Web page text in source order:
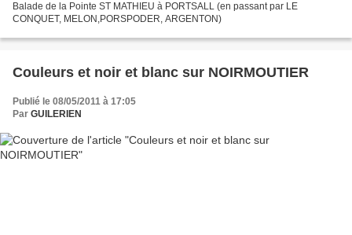
Balade de la Pointe ST MATHIEU à PORTSALL (en passant par LE
CONQUET, MELON,PORSPODER, ARGENTON)
Couleurs et noir et blanc sur NOIRMOUTIER
Publié le 08/05/2011 à 17:05
Par GUILERIEN